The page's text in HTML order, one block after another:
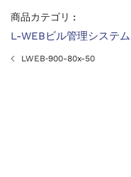
商品カテゴリ :
L-WEBビル管理システム
LWEB‑900-80x-50